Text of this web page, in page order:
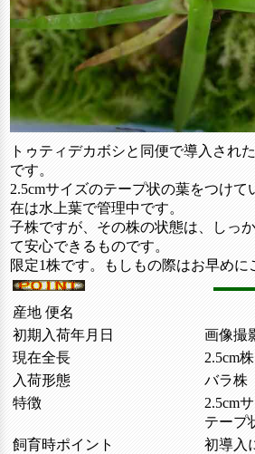
トゥティデカボシと同便で導入され
です。
2.5cmサイズのテープ状の葉をつけて
在は水上葉で管理中です。
子株ですが、その株の状態は、しっ
て安心できるものです。
限定1株です。もしもの際はお早めに
産地 便名
初期入荷年月日
画像撮
現在全長
2.5cm株
入荷形態
バラ株
特徴
2.5cm
テープ
飼育時ポイント
初導入